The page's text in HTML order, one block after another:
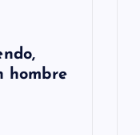
hombre